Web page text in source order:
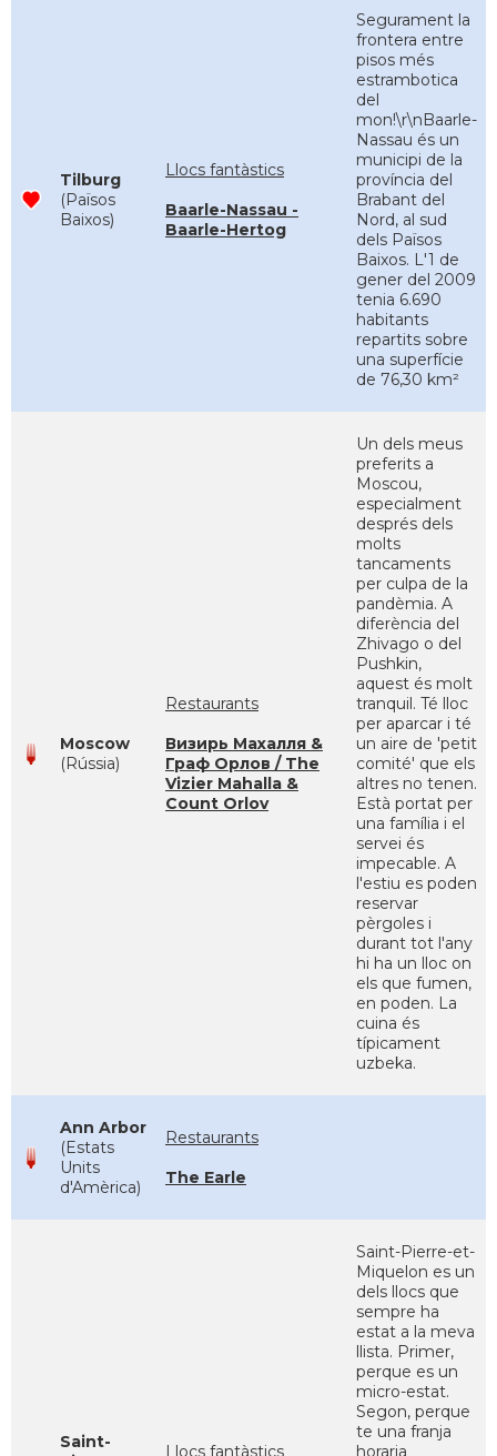
Tilburg
(Països
Baixos)
Llocs fantàstics
Baarle-Nassau -
Baarle-Hertog
Segurament la
frontera entre
pisos més
estrambotica
del
mon!\r\nBaarle-
Nassau és un
municipi de la
província del
Brabant del
Nord, al sud
dels Països
Baixos. L'1 de
gener del 2009
tenia 6.690
habitants
repartits sobre
una superfície
de 76,30 km²
Moscow
(Rússia)
Restaurants
Визирь Махалля &
Граф Орлов / The
Vizier Mahalla &
Count Orlov
Un dels meus
preferits a
Moscou,
especialment
després dels
molts
tancaments
per culpa de la
pandèmia. A
diferència del
Zhivago o del
Pushkin,
aquest és molt
tranquil. Té lloc
per aparcar i té
un aire de 'petit
comité' que els
altres no tenen.
Està portat per
una família i el
servei és
impecable. A
l'estiu es poden
reservar
pèrgoles i
durant tot l'any
hi ha un lloc on
els que fumen,
en poden. La
cuina és
típicament
uzbeka.
Ann Arbor
(Estats
Units
d'Amèrica)
Restaurants
The Earle
Saint-
Llocs fantàstics
Saint-Pierre-et-
Miquelon es un
dels llocs que
sempre ha
estat a la meva
llista. Primer,
perque es un
micro-estat.
Segon, perque
te una franja
horaria